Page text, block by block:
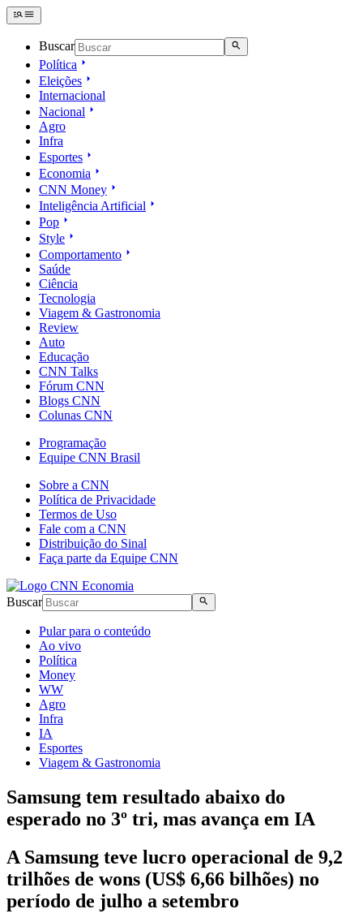
Buscar
Política
Eleições
Internacional
Nacional
Agro
Infra
Esportes
Economia
CNN Money
Inteligência Artificial
Pop
Style
Comportamento
Saúde
Ciência
Tecnologia
Viagem & Gastronomia
Review
Auto
Educação
CNN Talks
Fórum CNN
Blogs CNN
Colunas CNN
Programação
Equipe CNN Brasil
Sobre a CNN
Política de Privacidade
Termos de Uso
Fale com a CNN
Distribuição do Sinal
Faça parte da Equipe CNN
Buscar
Pular para o conteúdo
Ao vivo
Política
Money
WW
Agro
Infra
IA
Esportes
Viagem & Gastronomia
Samsung tem resultado abaixo do
esperado no 3º tri, mas avança em IA
A Samsung teve lucro operacional de 9,2
trilhões de wons (US$ 6,66 bilhões) no
período de julho a setembro